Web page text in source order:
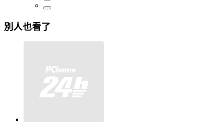
別人也看了